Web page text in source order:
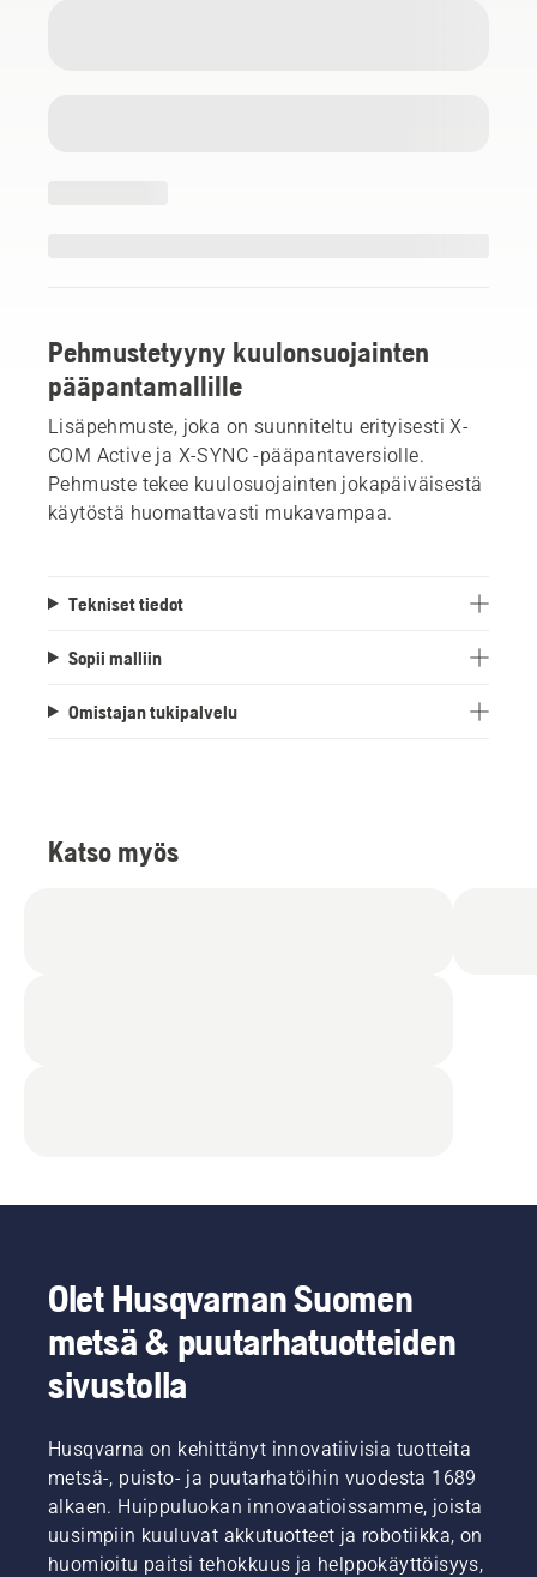
Pehmustetyyny kuulonsuojainten
pääpantamallille
Lisäpehmuste, joka on suunniteltu erityisesti X-
COM Active ja X-SYNC -pääpantaversiolle.
Pehmuste tekee kuulosuojainten jokapäiväisestä
käytöstä huomattavasti mukavampaa.
Tekniset tiedot
Sopii malliin
Omistajan tukipalvelu
Katso myös
Olet Husqvarnan Suomen
metsä & puutarhatuotteiden
sivustolla
Husqvarna on kehittänyt innovatiivisia tuotteita
metsä-, puisto- ja puutarhatöihin vuodesta 1689
alkaen. Huippuluokan innovaatioissamme, joista
uusimpiin kuuluvat akkutuotteet ja robotiikka, on
huomioitu paitsi tehokkuus ja helppokäyttöisyys,